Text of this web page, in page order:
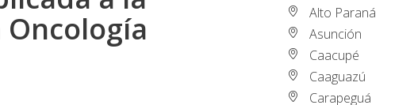
Alto Paraná
Asunción
Caacupé
Caaguazú
Carapeguá